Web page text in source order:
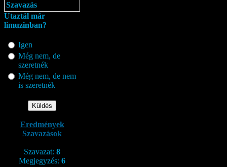
Szavazás
Utaztál már
limuzinban?
Igen
Még nem, de
szeretnék
Még nem, de nem
is szeretnék
Eredmények
Szavazások
Szavazat: 8
Megjegyzés: 6